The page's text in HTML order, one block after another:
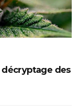
décryptage des